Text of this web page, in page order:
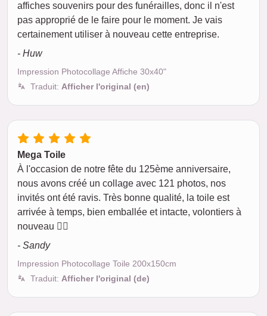
affiches souvenirs pour des funérailles, donc il n'est
pas approprié de le faire pour le moment. Je vais
certainement utiliser à nouveau cette entreprise.
- Huw
Impression Photocollage Affiche 30x40"
Traduit: Afficher l'original (en)
Mega Toile
À l'occasion de notre fête du 125ème anniversaire,
nous avons créé un collage avec 121 photos, nos
invités ont été ravis. Très bonne qualité, la toile est
arrivée à temps, bien emballée et intacte, volontiers à
nouveau 👍🏻
- Sandy
Impression Photocollage Toile 200x150cm
Traduit: Afficher l'original (de)